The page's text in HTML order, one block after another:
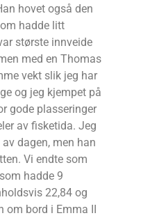
hovet også den
hadde litt
største innveide
med en Thomas
vekt slik jeg har
og jeg kjempet på
gode plasseringer
av fisketida. Jeg
dagen, men han
Vi endte som
hadde 9
22,84 og
om bord i Emma II